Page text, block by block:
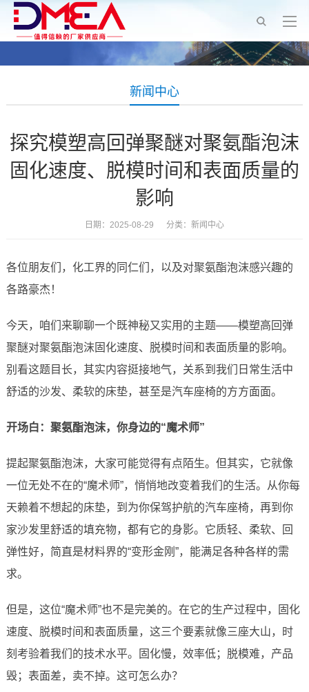
新闻中心
探究模塑高回弹聚醚对聚氨酯泡沫
固化速度、脱模时间和表面质量的
影响
日期：2025-08-29 分类： 新闻中心
各位朋友们，化工界的同仁们，以及对聚氨酯泡沫感兴趣的
各路豪杰！
今天，咱们来聊聊一个既神秘又实用的主题——模塑高回弹
聚醚对聚氨酯泡沫固化速度、脱模时间和表面质量的影响。
别看这题目长，其实内容挺接地气，关系到我们日常生活中
舒适的沙发、柔软的床垫，甚至是汽车座椅的方方面面。
开场白：聚氨酯泡沫，你身边的“魔术师”
提起聚氨酯泡沫，大家可能觉得有点陌生。但其实，它就像
一位无处不在的“魔术师”，悄悄地改变着我们的生活。从你每
天赖着不想起的床垫，到为你保驾护航的汽车座椅，再到你
家沙发里舒适的填充物，都有它的身影。它质轻、柔软、回
弹性好，简直是材料界的“变形金刚”，能满足各种各样的需
求。
但是，这位“魔术师”也不是完美的。在它的生产过程中，固化
速度、脱模时间和表面质量，这三个要素就像三座大山，时
刻考验着我们的技术水平。固化慢，效率低；脱模难，产品
毁；表面差，卖不掉。这可怎么办？